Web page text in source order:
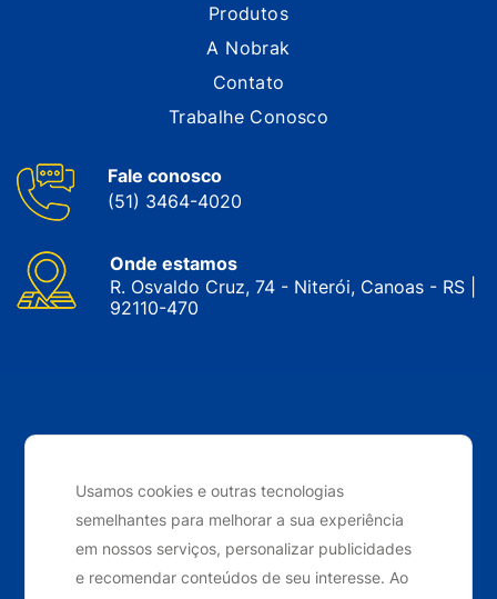
Usamos cookies e outras tecnologias
semelhantes para melhorar a sua experiência
em nossos serviços, personalizar publicidades
e recomendar conteúdos de seu interesse. Ao
Produtos
A Nobrak
Contato
Trabalhe Conosco
Fale conosco
(51) 3464-4020
Onde estamos
R. Osvaldo Cruz, 74 - Niterói, Canoas - RS |
92110-470
reservados. 2024
Desenvolvido por Elo Ideias